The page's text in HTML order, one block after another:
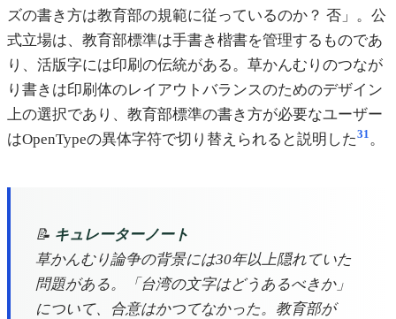
ズの書き方は教育部の規範に従っているのか？ 否」。公
式立場は、教育部標準は手書き楷書を管理するものであ
り、活版字には印刷の伝統がある。草かんむりのつなが
り書きは印刷体のレイアウトバランスのためのデザイン
上の選択であり、教育部標準の書き方が必要なユーザー
はOpenTypeの異体字符で切り替えられると説明した31 。
📝 キュレーターノート
草かんむり論争の背景には30年以上隠れていた
問題がある。「台湾の文字はどうあるべきか」
について、合意はかつてなかった。教育部が